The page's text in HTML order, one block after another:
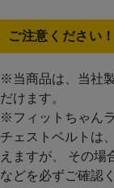
ご注意ください！
※当商品は、当社
だけます。
※フィットちゃん
チェストベルトは
えますが、 その場
などを必ずご確認